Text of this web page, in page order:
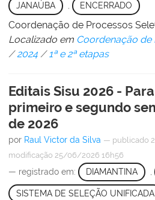
JANAÚBA , ENCERRADO
Coordenação de Processos
Localizado em Coordenação de
/2024 / 1ª e 2ª etapas
Editais Sisu 2026 -
primeiro e segundo
de 2026
por Raul Victor da Silva — publicado
modificação 25/06/2026 16h56
— registrado em: DIAMANTINA
SISTEMA DE SELEÇÃO UNIFICADA